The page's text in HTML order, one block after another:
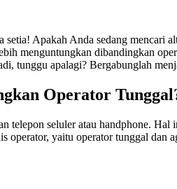
Apakah Anda sedang mencari
menguntungkan dibandingkan
tunggu apalagi? Bergabunglah
Operator
seluler atau handphone.
yaitu operator tunggal dan